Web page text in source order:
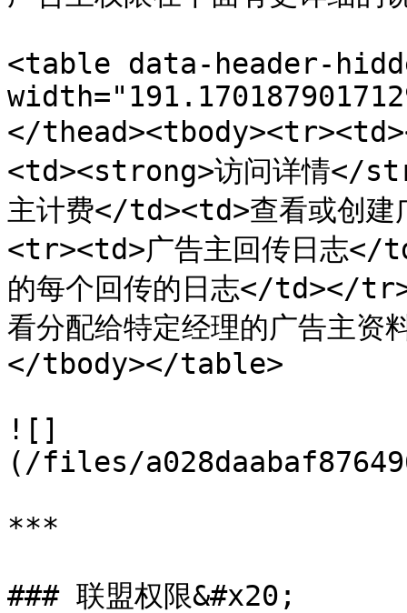
<table data-header-
</
<td><strong>访问详情</
主计费</td><td>查看或创
<tr><td>广告主回传日志</
的每个回传的日志</td></
看分配给特定经理的广告主
</tbody></table>
![]
(/files/
***
### 联盟权限&#x20;